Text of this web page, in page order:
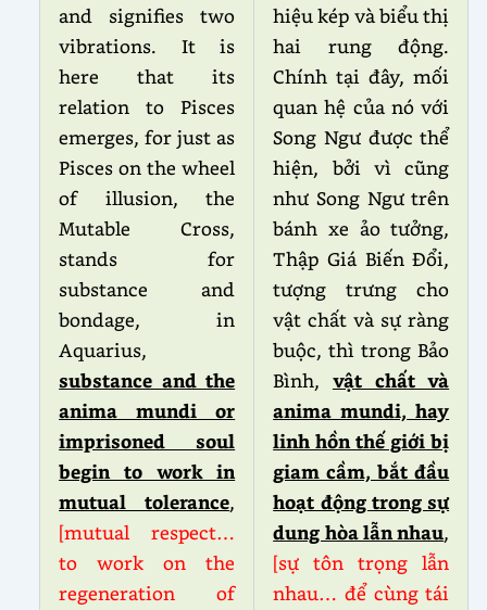
and signifies two
vibrations. It is
here that its
relation to Pisces
emerges, for just as
Pisces on the wheel
of illusion, the
Mutable Cross,
stands for
substance and
bondage, in
Aquarius,
substance and the
anima mundi or
imprisoned soul
begin to work in
mutual tolerance,
[mutual respect…
to work on the
regeneration of
hiệu kép và biểu thị
hai rung động.
Chính tại đây, mối
quan hệ của nó với
Song Ngư được thể
hiện, bởi vì cũng
như Song Ngư trên
bánh xe ảo tưởng,
Thập Giá Biến Đổi,
tượng trưng cho
vật chất và sự ràng
buộc, thì trong Bảo
Bình, vật chất và
anima mundi, hay
linh hồn thế giới bị
giam cầm, bắt đầu
hoạt động trong sự
dung hòa lẫn nhau,
[sự tôn trọng lẫn
nhau… để cùng tái